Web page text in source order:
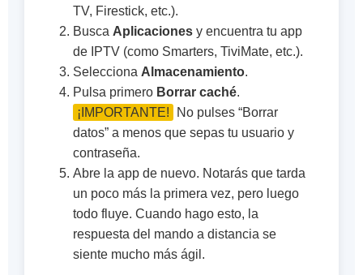
TV, Firestick, etc.).
Busca Aplicaciones y encuentra tu app
de IPTV (como Smarters, TiviMate, etc.).
Selecciona Almacenamiento.
Pulsa primero Borrar caché.
¡IMPORTANTE!
No pulses “Borrar
datos” a menos que sepas tu usuario y
contraseña.
Abre la app de nuevo. Notarás que tarda
un poco más la primera vez, pero luego
todo fluye. Cuando hago esto, la
respuesta del mando a distancia se
siente mucho más ágil.